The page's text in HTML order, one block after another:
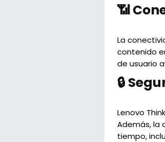
📶
La
contenido
de usuario
🔒
Lenovo
Además, la
tiempo,